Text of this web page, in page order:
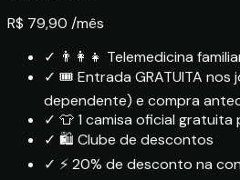
R$ 79,90 /mês
✓ 👨‍👩‍👧 Telemedicina
✓ 🎟️ Entrada GRATUITA nos
dependente) e compra
✓ 👕 1 camisa oficial gratuita
✓ 🛍️ Clube de descontos
✓ ⚡ 20% de desconto na